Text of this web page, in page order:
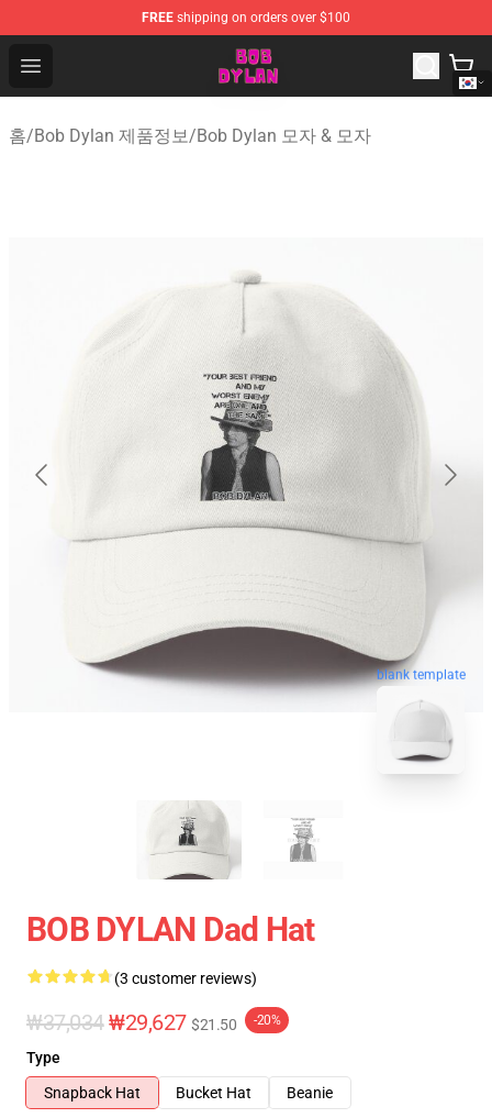
FREE shipping on orders over $100
Open menu
Bob Dylan Store - Official Bob Dylan Merchandise Shop
홈/Bob Dylan 제품정보/Bob Dylan 모자 & 모자
blank template
BOB DYLAN Dad Hat
(3 customer reviews)
₩37,034₩29,627 $21.50 -20%
Type
Snapback Hat
Bucket Hat
Beanie